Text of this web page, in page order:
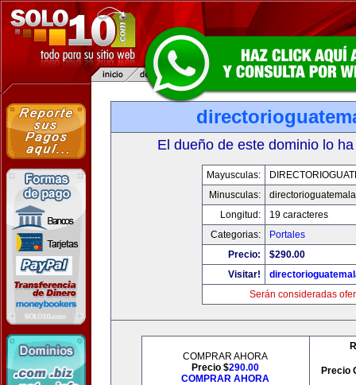
El dueño de este dominio lo
Mayusculas:
Minusculas:
Longitud:
19 caracteres
Categorias:
Portales
Precio:
$290.00
Visitar!
Serán consideradas
COMPRAR AHORA
Precio $290.00
COMPRAR AHORA
Precio